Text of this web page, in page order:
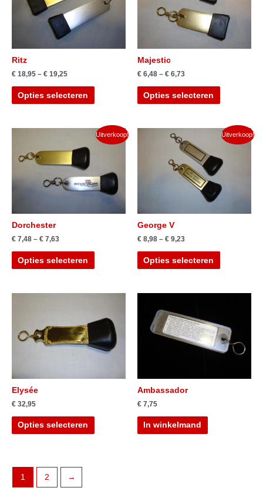
Ritz
€ 18,95 – € 19,25
Opties selecteren
Majestic
€ 6,48 – € 6,73
Opties selecteren
Uitverkoop!
Dorchester
€ 7,48 – € 7,63
Opties selecteren
Uitverkoop!
George V
€ 8,98 – € 9,23
Opties selecteren
Elysée
€ 32,95
Opties selecteren
Ambassador
€ 7,75
In winkelmand
1 2 →